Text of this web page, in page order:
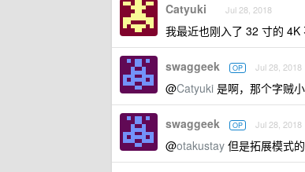
Catyuki Jul 28, 2018
我最近也刚入了 32 寸的
swaggeek OP Jul 28, 2018
@Catyuki 是啊，那个字贼
swaggeek OP Jul 28, 2018
@otakustay 但是拓展模式